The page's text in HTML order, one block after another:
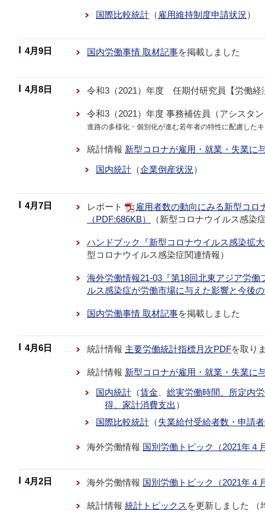
国際比較統計 （ 雇用維持制度申請状況 ）
4月9日 国内労働事情 取材記事を掲載しました
4月8日 令和3（2021）年度 任期付研究員【労働経
令和3（2021）年度 事務補佐員（アシスタ
進路の多様化・個別化が進む若年者の特性に配慮した
統計情報 新型コロナが雇用・就業・失業に
国内統計 （企業倒産状況 ）
4月7日 レポート
雇用者数の動向にみる新型コロ
（PDF:686KB）
（新型コロナウイルス感染
ハンドブック『新型コロナウイルス感染拡
型コロナウイルス感染症関連情報）
海外労働情報21-03『第18回北東アジア労
ルス感染症が労働市場に与えた影響と今後
国内労働事情 取材記事を掲載しました
4月6日 統計情報 主要労働統計指標月次PDFを取り
統計情報 新型コロナが雇用・就業・失業に
国内統計 （賃金
総実労働時間、所定内
得、家計消費支出 ）
国際比較統計 （失業給付受給者数・申請
海外労働情報 国別労働トピック（2021年４
4月2日 海外労働情報 国別労働トピック（2021年４
統計情報 統計トピックス を更新しました （